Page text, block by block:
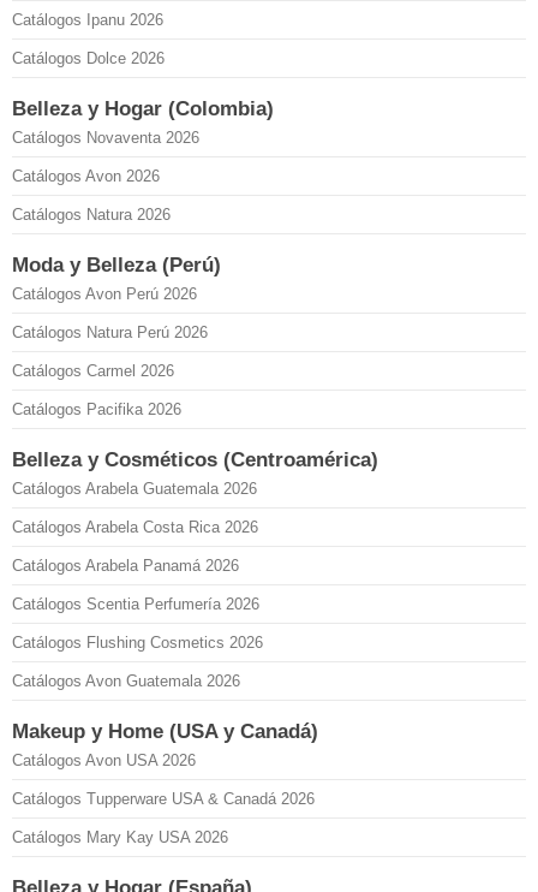
Catálogos Ipanu 2026
Catálogos Dolce 2026
Belleza y Hogar (Colombia)
Catálogos Novaventa 2026
Catálogos Avon 2026
Catálogos Natura 2026
Moda y Belleza (Perú)
Catálogos Avon Perú 2026
Catálogos Natura Perú 2026
Catálogos Carmel 2026
Catálogos Pacifika 2026
Belleza y Cosméticos (Centroamérica)
Catálogos Arabela Guatemala 2026
Catálogos Arabela Costa Rica 2026
Catálogos Arabela Panamá 2026
Catálogos Scentia Perfumería 2026
Catálogos Flushing Cosmetics 2026
Catálogos Avon Guatemala 2026
Makeup y Home (USA y Canadá)
Catálogos Avon USA 2026
Catálogos Tupperware USA & Canadá 2026
Catálogos Mary Kay USA 2026